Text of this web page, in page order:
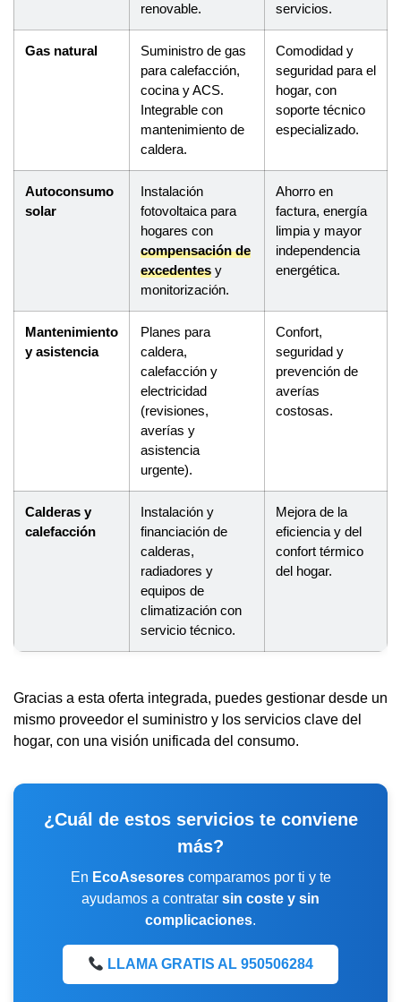
renovable.
servicios.
Gas natural
Suministro de gas
para calefacción,
cocina y ACS.
Integrable con
mantenimiento de
caldera.
Comodidad y
seguridad para el
hogar, con
soporte técnico
especializado.
Autoconsumo
solar
Instalación
fotovoltaica para
hogares con
compensación de
excedentes y
monitorización.
Ahorro en
factura, energía
limpia y mayor
independencia
energética.
Mantenimiento
y asistencia
Planes para
caldera,
calefacción y
electricidad
(revisiones,
averías y
asistencia
urgente).
Confort,
seguridad y
prevención de
averías
costosas.
Calderas y
calefacción
Instalación y
financiación de
calderas,
radiadores y
equipos de
climatización con
servicio técnico.
Mejora de la
eficiencia y del
confort térmico
del hogar.
Gracias a esta oferta integrada, puedes gestionar desde un
mismo proveedor el suministro y los servicios clave del
hogar, con una visión unificada del consumo.
¿Cuál de estos servicios te conviene
más?
En EcoAsesorescomparamos por ti y te
ayudamos a contratar sin coste y sin
complicaciones.
LLAMA GRATIS AL 950506284